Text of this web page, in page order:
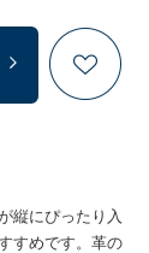
縦にぴったり入
すめです。革の